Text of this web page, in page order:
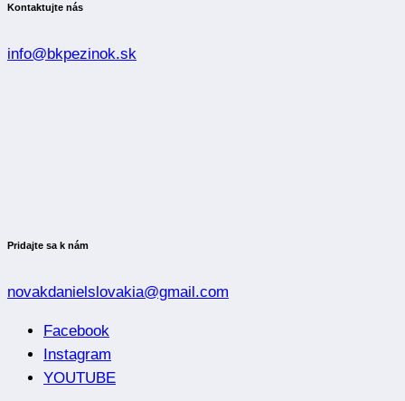
Kontaktujte nás
info@bkpezinok.sk
Pridajte sa k nám
novakdanielslovakia@gmail.com
Facebook
Instagram
YOUTUBE